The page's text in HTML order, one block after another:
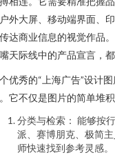
外大屏、移动端界面、
达商业信息的视觉作品
天际线中的产品宣言，
优秀的“上海广告”设计
它不仅是图片的简单堆
分类与检索： 能够按
派、赛博朋克、极简
师快速找到参考灵感。